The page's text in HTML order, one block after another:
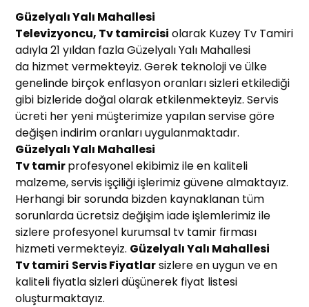
Güzelyalı Yalı Mahallesi
Televizyoncu, Tv tamircisi olarak Kuzey Tv Tamiri
adıyla 21 yıldan fazla Güzelyalı Yalı Mahallesi
da hizmet vermekteyiz. Gerek teknoloji ve ülke
genelinde birçok enflasyon oranları sizleri etkilediği
gibi bizleride doğal olarak etkilenmekteyiz. Servis
ücreti her yeni müşterimize yapılan servise göre
değişen indirim oranları uygulanmaktadır.
Güzelyalı Yalı Mahallesi
Tv tamirprofesyonel ekibimiz ile en kaliteli
malzeme, servis işçiliği işlerimiz güvene almaktayız.
Herhangi bir sorunda bizden kaynaklanan tüm
sorunlarda ücretsiz değişim iade işlemlerimiz ile
sizlere profesyonel kurumsal tv tamir firması
hizmeti vermekteyiz. Güzelyalı Yalı Mahallesi
Tv tamiri Servis Fiyatlarsizlere en uygun ve en
kaliteli fiyatla sizleri düşünerek fiyat listesi
oluşturmaktayız.